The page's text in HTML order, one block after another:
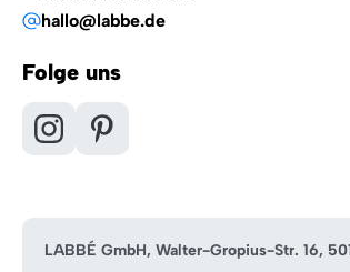
hallo@labbe.de
Folge uns
LABBÉ GmbH, Walter-Gropius-Str. 16,